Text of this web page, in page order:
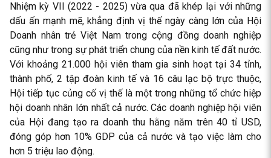
Nhiệm kỳ VII (2022 - 2025) vừa qua đã khép lại với những
dấu ấn mạnh mẽ, khẳng định vị thế ngày càng lớn của Hội
Doanh nhân trẻ Việt Nam trong cộng đồng doanh nghiệp
cũng như trong sự phát triển chung của nền kinh tế đất nước.
Với khoảng 21.000 hội viên tham gia sinh hoạt tại 34 tỉnh,
thành phố, 2 tập đoàn kinh tế và 16 câu lạc bộ trực thuộc,
Hội tiếp tục củng cố vị thế là một trong những tổ chức hiệp
hội doanh nhân lớn nhất cả nước. Các doanh nghiệp hội viên
của Hội đang tạo ra doanh thu hằng năm trên 40 tỉ USD,
đóng góp hơn 10% GDP của cả nước và tạo việc làm cho
hơn 5 triệu lao động.